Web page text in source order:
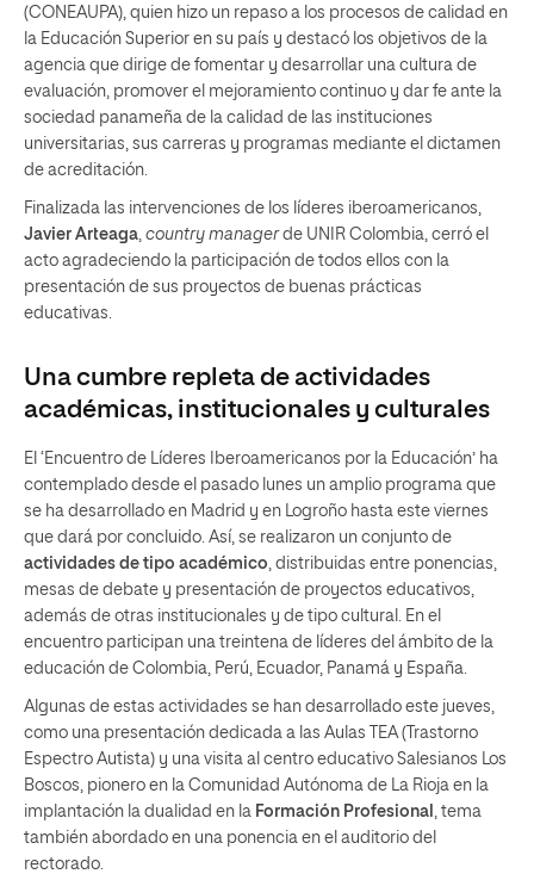
(CONEAUPA), quien hizo un repaso a los procesos de calidad en
la Educación Superior en su país y destacó los objetivos de la
agencia que dirige de fomentar y desarrollar una cultura de
evaluación, promover el mejoramiento continuo y dar fe ante la
sociedad panameña de la calidad de las instituciones
universitarias, sus carreras y programas mediante el dictamen
de acreditación.
Finalizada las intervenciones de los líderes iberoamericanos,
Javier Arteaga country managerde UNIR Colombia, cerró el
acto agradeciendo la participación de todos ellos con la
presentación de sus proyectos de buenas prácticas
educativas.
Una cumbre repleta de actividades
académicas, institucionales y culturales
El ‘Encuentro de Líderes Iberoamericanos por la Educación’ ha
contemplado desde el pasado lunes un amplio programa que
se ha desarrollado en Madrid y en Logroño hasta este viernes
que dará por concluido. Así, se realizaron un conjunto de
actividades de tipo académico , distribuidas entre ponencias,
mesas de debate y presentación de proyectos educativos,
además de otras institucionales y de tipo cultural. En el
encuentro participan una treintena de líderes del ámbito de la
educación de Colombia, Perú, Ecuador, Panamá y España.
Algunas de estas actividades se han desarrollado este jueves,
como una presentación dedicada a las Aulas TEA (Trastorno
Espectro Autista) y una visita al centro educativo Salesianos Los
Boscos, pionero en la Comunidad Autónoma de La Rioja en la
implantación la dualidad en la Formación Profesional
, tema
también abordado en una ponencia en el auditorio del
rectorado.